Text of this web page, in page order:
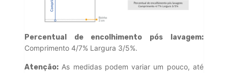
Percentual de encolhimento pós lavagem:
Comprimento 4/7% Largura 3/5%.
Atenção: As medidas podem variar um pouco, até